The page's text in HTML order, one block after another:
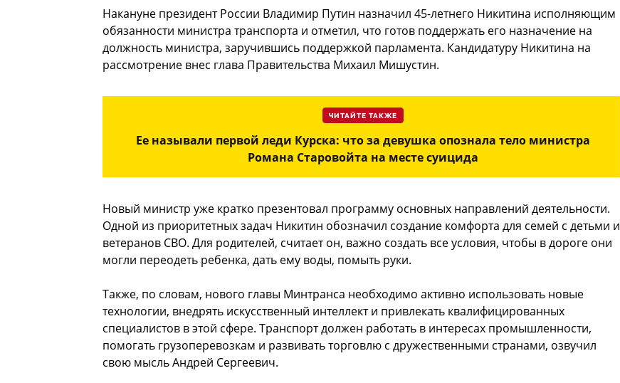
Накануне президент России Владимир Путин назначил 45-летнего Никитина исполняющим
обязанности министра транспорта и отметил, что готов поддержать его назначение на
должность министра, заручившись поддержкой парламента. Кандидатуру Никитина на
рассмотрение внес глава Правительства Михаил Мишустин.
ЧИТАЙТЕ ТАКЖЕ
Ее называли первой леди Курска: что за девушка опознала тело министра
Романа Старовойта на месте суицида
Новый министр уже кратко презентовал программу основных направлений деятельности.
Одной из приоритетных задач Никитин обозначил создание комфорта для семей с детьми и
ветеранов СВО. Для родителей, считает он, важно создать все условия, чтобы в дороге они
могли переодеть ребенка, дать ему воды, помыть руки.
Также, по словам, нового главы Минтранса необходимо активно использовать новые
технологии, внедрять искусственный интеллект и привлекать квалифицированных
специалистов в этой сфере. Транспорт должен работать в интересах промышленности,
помогать грузоперевозкам и развивать торговлю с дружественными странами, озвучил
свою мысль Андрей Сергеевич.